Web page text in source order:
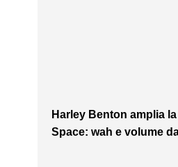
Harley Benton amplia
Space: wah e volume